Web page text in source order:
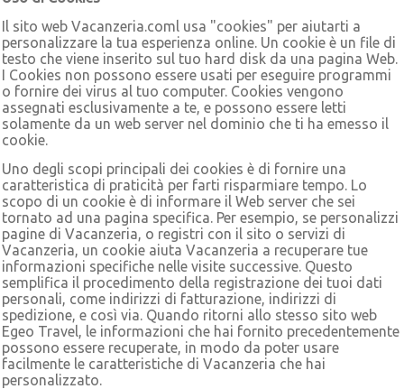
Il sito web Vacanzeria.coml usa "cookies" per aiutarti a
personalizzare la tua esperienza online. Un cookie è un file di
testo che viene inserito sul tuo hard disk da una pagina Web.
I Cookies non possono essere usati per eseguire programmi
o fornire dei virus al tuo computer. Cookies vengono
assegnati esclusivamente a te, e possono essere letti
solamente da un web server nel dominio che ti ha emesso il
cookie.
Uno degli scopi principali dei cookies è di fornire una
caratteristica di praticità per farti risparmiare tempo. Lo
scopo di un cookie è di informare il Web server che sei
tornato ad una pagina specifica. Per esempio, se personalizzi
pagine di Vacanzeria, o registri con il sito o servizi di
Vacanzeria, un cookie aiuta Vacanzeria a recuperare tue
informazioni specifiche nelle visite successive. Questo
semplifica il procedimento della registrazione dei tuoi dati
personali, come indirizzi di fatturazione, indirizzi di
spedizione, e così via. Quando ritorni allo stesso sito web
Egeo Travel, le informazioni che hai fornito precedentemente
possono essere recuperate, in modo da poter usare
facilmente le caratteristiche di Vacanzeria che hai
personalizzato.